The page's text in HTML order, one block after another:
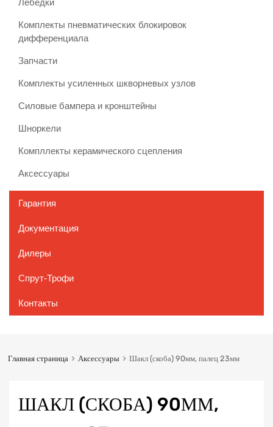
Комплекты пневматических блокировок
дифференциала
Запчасти
Комплекты усиленных шкворневых узлов
Силовые бампера и кронштейны
Шноркели
Компллекты керамического сцепления
Аксессуары
Гарантия
Документация
Дилеры
Спрут-Трофи
Контакты
Главная страница Аксессуары Шакл (скоба) 90мм, палец 23мм
ШАКЛ (СКОБА) 90ММ,